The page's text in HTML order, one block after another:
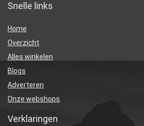
Snelle links
Home
Overzicht
Alles winkelen
Blogs
Adverteren
Onze webshops
Verklaringen